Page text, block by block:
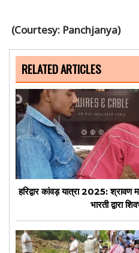
(Courtesy: Panchjanya)
RELATED ARTICLES
हरिद्वार कांवड़ यात्रा 2025:
भारती द्वारा